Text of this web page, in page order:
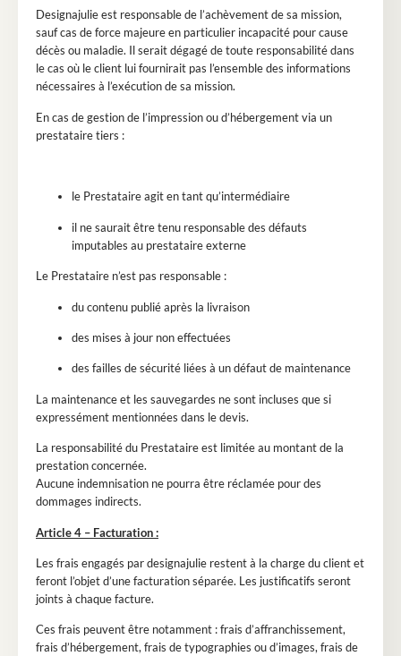
Designajulie est responsable de l’achèvement de sa mission,
sauf cas de force majeure en particulier incapacité pour cause
décès ou maladie. Il serait dégagé de toute responsabilité dans
le cas où le client lui fournirait pas l’ensemble des informations
nécessaires à l’exécution de sa mission.
En cas de gestion de l’impression ou d’hébergement via un
prestataire tiers :
le Prestataire agit en tant qu’intermédiaire
il ne saurait être tenu responsable des défauts
imputables au prestataire externe
Le Prestataire n’est pas responsable :
du contenu publié après la livraison
des mises à jour non effectuées
des failles de sécurité liées à un défaut de maintenance
La maintenance et les sauvegardes ne sont incluses que si
expressément mentionnées dans le devis.
La responsabilité du Prestataire est limitée au montant de la
prestation concernée.
Aucune indemnisation ne pourra être réclamée pour des
dommages indirects.
Article 4 – Facturation :
Les frais engagés par designajulie restent à la charge du client et
feront l’objet d’une facturation séparée. Les justificatifs seront
joints à chaque facture.
Ces frais peuvent être notamment : frais d’affranchissement,
frais d’hébergement, frais de typographies ou d’images, frais de